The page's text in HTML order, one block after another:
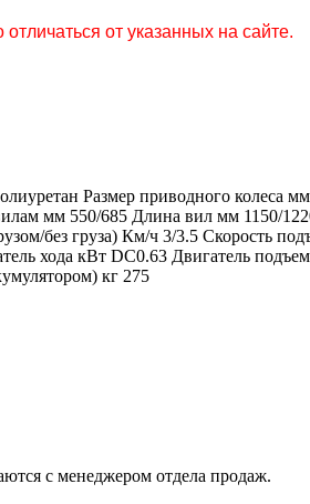
от указанных на сайте.
Размер приводного колеса
мм 550/685 Длина вил мм 1150/
без груза) Км/ч 3/3.5 Скорость
хода кВт DC0.63 Двигатель
кг 275
с менеджером отдела продаж.